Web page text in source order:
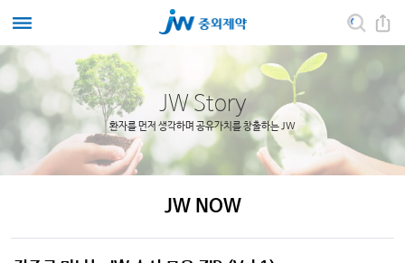
JW Story
환자를 먼저 생각하며 공유가치를 창출하는 JW
JW NOW